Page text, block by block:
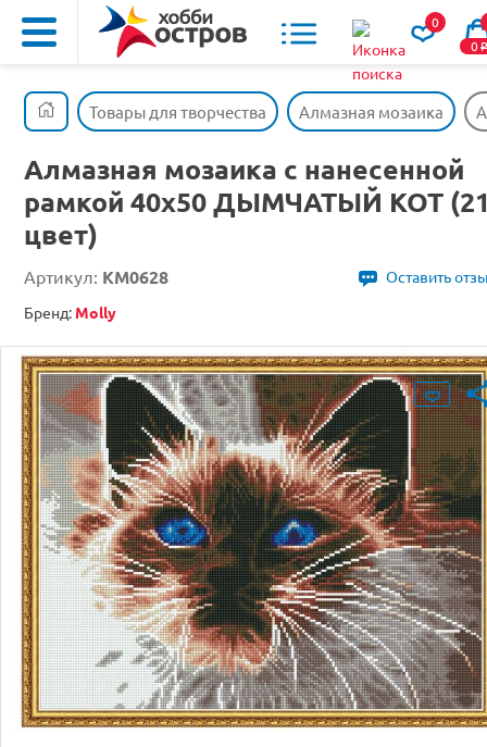
0
0o
Товары для творчества Алмазная мозаика
Алмазная мозаика с нанесенной
рамкой 40х50 ДЫМЧАТЫЙ КОТ
цвет)
Артикул: KM0628
Оставить
Бренд: Molly